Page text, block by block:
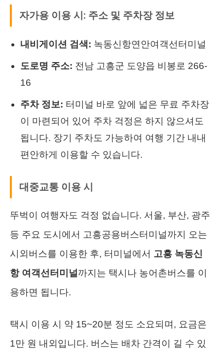
자가용 이용 시: 주소 및 주차장 정보
내비게이션 검색: 녹동신항연안여객선터미널
도로명 주소: 전남 고흥군 도양읍 비봉로 266-
16
주차 정보: 터미널 바로 앞에 넓은 무료 주차장
이 마련되어 있어 주차 걱정은 하지 않으셔도
됩니다. 장기 주차도 가능하여 여행 기간 내내
편안하게 이용할 수 있습니다.
대중교통 이용 시
뚜벅이 여행자도 걱정 없습니다. 서울, 부산, 광주
등 주요 도시에서 고흥공용버스터미널까지 오는
시외버스를 이용한 후, 터미널에서 고흥 녹동신
항 여객선터미널 까지는 택시나 농어촌버스를 이
용하면 됩니다.
택시 이용 시 약 15~20분 정도 소요되며, 요금은
1만 원 내외입니다. 버스는 배차 간격이 길 수 있